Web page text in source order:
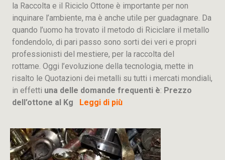
la Raccolta e il Riciclo Ottone è importante per non
inquinare l’ambiente, ma è anche utile per guadagnare. Da
quando l’uomo ha trovato il metodo di Riciclare il metallo
fondendolo, di pari passo sono sorti dei veri e propri
professionisti del mestiere, per la raccolta del
rottame. Oggi l’evoluzione della tecnologia, mette in
risalto le Quotazioni dei metalli su tutti i mercati mondiali,
in effetti una delle domande frequenti è: Prezzo
dell’ottone al Kg Leggi di più